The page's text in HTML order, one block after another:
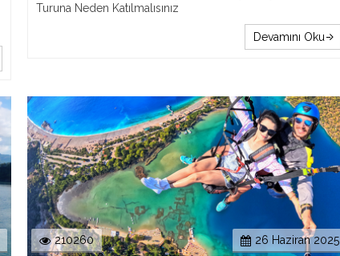
Turuna Neden Katılmalısınız
Devamını Oku
26 Haziran 2025
210260